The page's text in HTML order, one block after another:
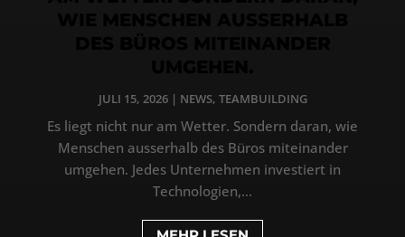
JULI 15, 2026| NEWS, TEAMBUILDING
Es liegt nicht nur am Wetter. Sondern daran, wie
Menschen ausserhalb des Büros miteinander
umgehen. Jedes Unternehmen investiert in
Technologien,...